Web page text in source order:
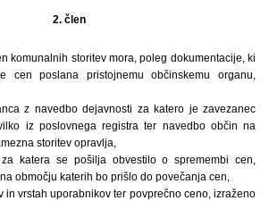
2. člen
komunalnih storitev mora, poleg dokumentacije, ki
cen poslana pristojnemu občinskemu organu,
z navedbo dejavnosti za katero je zavezanec
iz poslovnega registra ter navedbo občin na
storitev opravlja,
katera se pošilja obvestilo o spremembi cen,
območju katerih bo prišlo do povečanja cen,
in vrstah uporabnikov ter povprečno ceno, izraženo